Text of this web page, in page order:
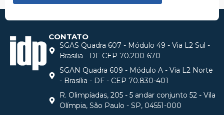
CONTATO
SGAS Quadra 607 - Módulo 49 - Via L2 Sul -
Brasilia - DF CEP 70.200-670
SGAN Quadra 609 - Módulo A - Via L2 Norte
- Brasília - DF - CEP 70.830-401
R. Olimpíadas, 205 - 5 andar conjunto 52 - Vila
Olímpia, São Paulo - SP, 04551-000